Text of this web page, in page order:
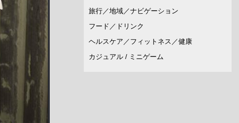
旅行／地域／ナビゲーション
フード／ドリンク
ヘルスケア／フィットネス／健康
カジュアル / ミニゲーム